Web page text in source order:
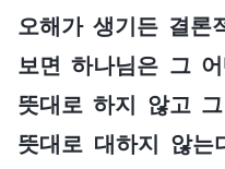
오해가 생기든 결론
보면 하나님은 그
뜻대로 하지 않고
뜻대로 대하지 않는